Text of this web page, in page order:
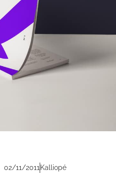
02/11/2011 Kalliopé